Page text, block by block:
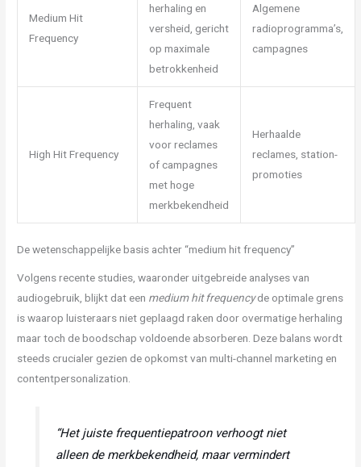
Medium Hit
Frequency
herhaling en
versheid, gericht
op maximale
betrokkenheid
Algemene
radioprogramma’s,
campagnes
High Hit Frequency
Frequent
herhaling, vaak
voor reclames
of campagnes
met hoge
merkbekendheid
Herhaalde
reclames, station-
promoties
De wetenschappelijke basis achter “medium hit frequency”
Volgens recente studies, waaronder uitgebreide analyses van
audiogebruik, blijkt dat een medium hit frequencyde optimale grens
is waarop luisteraars niet geplaagd raken door overmatige herhaling
maar toch de boodschap voldoende absorberen. Deze balans wordt
steeds crucialer gezien de opkomst van multi-channel marketing en
contentpersonalization.
“Het juiste frequentiepatroon verhoogt niet
alleen de merkbekendheid, maar vermindert